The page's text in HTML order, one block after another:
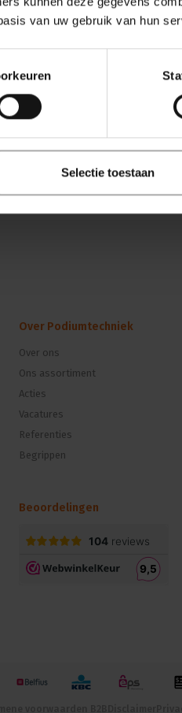
van uw gebruik van hun
Selectie toestaan
Over Podiumtechniek
Over ons
Ons assortiment
Acties
Vacatures
Referenties
Begrippen
Beoordelingen